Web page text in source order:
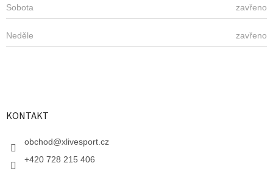
Sobota zavřeno
Neděle zavřeno
KONTAKT
obchod@xlivesport.cz
+420 728 215 406